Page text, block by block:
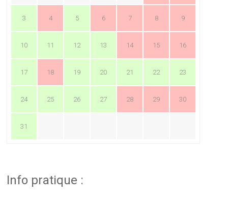
3 4 5 6 7 8 9
10 11 12 13 14 15 16
17 18 19 20 21 22 23
24 25 26 27 28 29 30
31
Info pratique :